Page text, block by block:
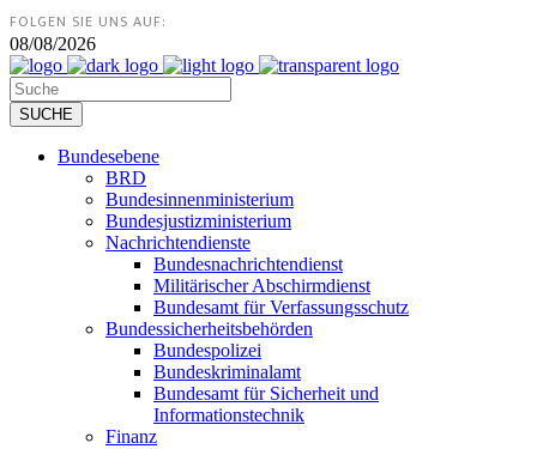
FOLGEN SIE UNS AUF:
08/08/2026
Bundesebene
BRD
Bundesinnenministerium
Bundesjustizministerium
Nachrichtendienste
Bundesnachrichtendienst
Militärischer Abschirmdienst
Bundesamt für Verfassungsschutz
Bundessicherheitsbehörden
Bundespolizei
Bundeskriminalamt
Bundesamt für Sicherheit und
Informationstechnik
Finanz